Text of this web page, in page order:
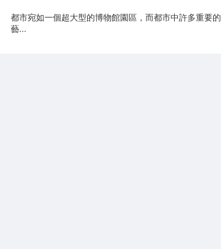
都市宛如一個超大型的博物館園區，而都市中許多重要的
藝...